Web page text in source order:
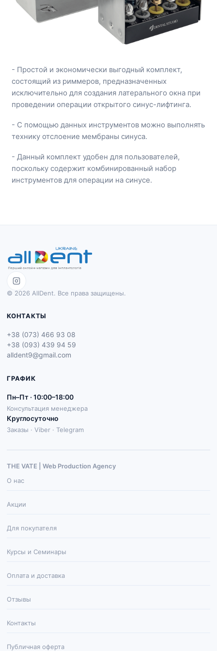
- Простой и экономически выгодный комплект,
состоящий из риммеров, предназначенных
исключительно для создания латерального окна при
проведении операции открытого синус-лифтинга.
- С помощью данных инструментов можно выполнять
технику отслоение мембраны синуса.
- Данный комплект удобен для пользователей,
поскольку содержит комбинированный набор
инструментов для операции на синусе.
© 2026 AllDent. Все права защищены.
КОНТАКТЫ
+38 (073) 466 93 08
+38 (093) 439 94 59
alldent9@gmail.com
ГРАФИК
Пн–Пт · 10:00–18:00
Консультация менеджера
Круглосуточно
Заказы · Viber · Telegram
THE VATE | Web Production Agenсy
О нас
Акции
Для покупателя
Курсы и Семинары
Оплата и доставка
Отзывы
Контакты
Публичная оферта